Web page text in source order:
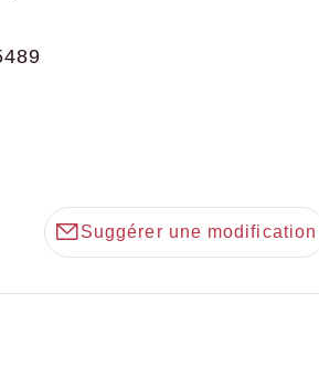
Suggérer une modification